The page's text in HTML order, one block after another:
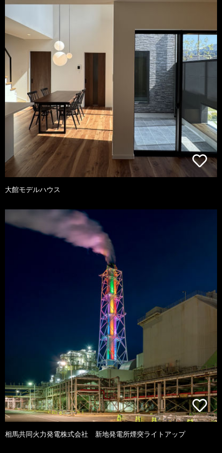
大館モデルハウス
相馬共同火力発電株式会社 新地発電所煙突ライトアップ